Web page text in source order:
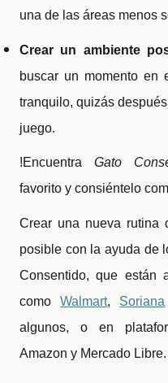
una de las áreas menos
Crear un ambiente
buscar un momento
tranquilo, quizás
juego.
!Encuentra Gato
favorito y consiéntelo
Crear una nueva rutina
posible con la ayuda de
Consentido, que están
comoWalmart, Soriana
algunos, o en
Amazon y Mercado Libre.